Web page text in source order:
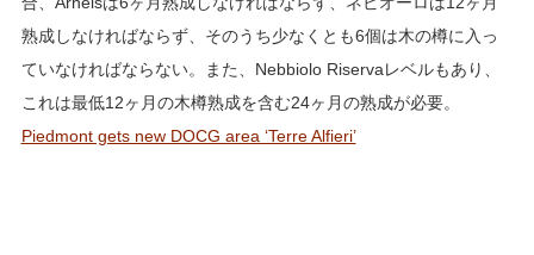
熟成しなければならず、そのうち少なくとも6個は木の樽に入っ
ていなければならない。また、Nebbiolo Riservaレベルもあり、
これは最低12ヶ月の木樽熟成を含む24ヶ月の熟成が必要。
Piedmont gets new DOCG area ‘Terre Alfieri’